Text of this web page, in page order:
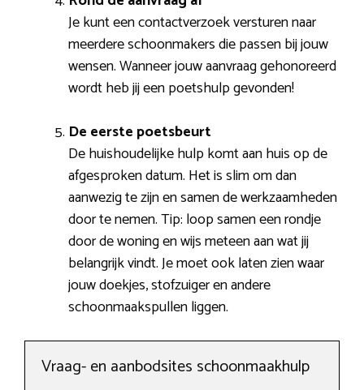
Je kunt een contactverzoek versturen naar
meerdere schoonmakers die passen bij jouw
wensen. Wanneer jouw aanvraag gehonoreerd
wordt heb jij een poetshulp gevonden!
De eerste poetsbeurt
De huishoudelijke hulp komt aan huis op de
afgesproken datum. Het is slim om dan
aanwezig te zijn en samen de werkzaamheden
door te nemen. Tip: loop samen een rondje
door de woning en wijs meteen aan wat jij
belangrijk vindt. Je moet ook laten zien waar
jouw doekjes, stofzuiger en andere
schoonmaakspullen liggen.
Vraag- en aanbodsites schoonmaakhulp